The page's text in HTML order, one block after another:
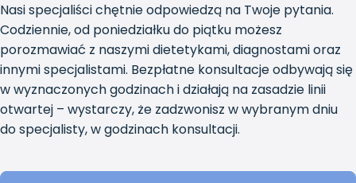
Nasi specjaliści chętnie odpowiedzą na Twoje pytania.
Codziennie, od poniedziałku do piątku możesz
porozmawiać z naszymi dietetykami, diagnostami oraz
innymi specjalistami. Bezpłatne konsultacje odbywają się
w wyznaczonych godzinach i działają na zasadzie linii
otwartej – wystarczy, że zadzwonisz w wybranym dniu
do specjalisty, w godzinach konsultacji.